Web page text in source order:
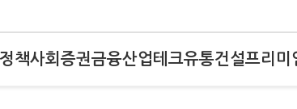
정책사회 증권금융산업테크유통건설프리미